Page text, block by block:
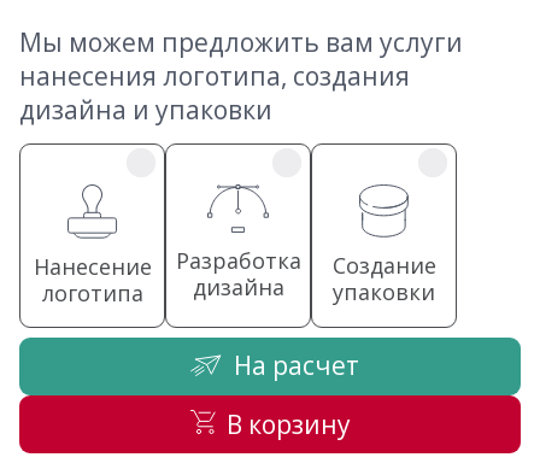
Мы можем предложить вам услуги
нанесения логотипа, создания
дизайна и упаковки
Нанесение
логотипа
Разработка
дизайна
Создание
упаковки
На расчет
В корзину